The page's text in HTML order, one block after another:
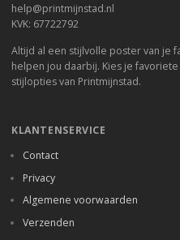
help@printmijnstad.nl
KVK: 67722792
Altijd al een stijlvolle poster van je
helpen jou daarbij. Kies je
stijlopties van Printmijnstad.
KLANTENSERVICE
Contact
Privacy
Algemene voorwaarden
Verzenden